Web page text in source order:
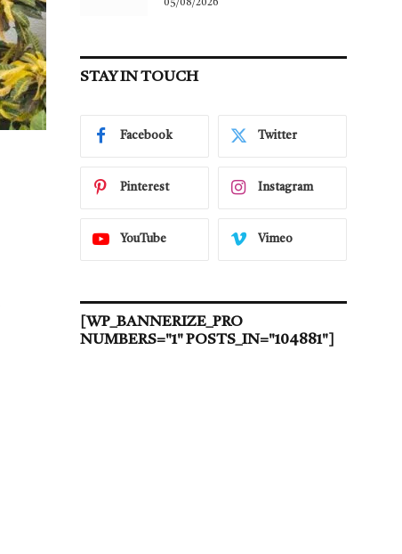
05/08/2026
STAY IN TOUCH
Facebook Twitter
Pinterest Instagram
YouTube Vimeo
[WP_BANNERIZE_PRO
NUMBERS="1" POSTS_IN="104881"]